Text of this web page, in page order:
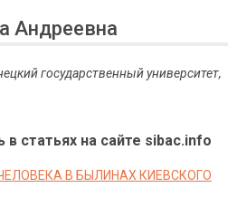
Андреевна
государственный университет,
в статьях на сайте sibac.info
В БЫЛИНАХ КИЕВСКОГО